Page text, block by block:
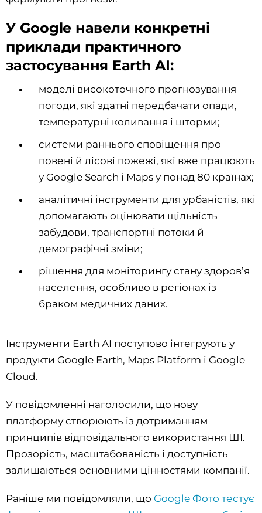
У Google навели конкретні
приклади практичного
застосування Earth AI:
моделі високоточного прогнозування
погоди, які здатні передбачати опади,
температурні коливання і шторми;
системи раннього сповіщення про
повені й лісові пожежі, які вже працюють
у Google Search і Maps у понад 80 країнах;
аналітичні інструменти для урбаністів, які
допомагають оцінювати щільність
забудови, транспортні потоки й
демографічні зміни;
рішення для моніторингу стану здоров’я
населення, особливо в регіонах із
браком медичних даних.
Інструменти Earth AI поступово інтегрують у
продукти Google Earth, Maps Platform і Google
Cloud.
У повідомленні наголосили, що нову
платформу створюють із дотриманням
принципів відповідального використання ШІ.
Прозорість, масштабованість і доступність
залишаються основними цінностями компанії.
Раніше ми повідомляли, що Google Фото тестує